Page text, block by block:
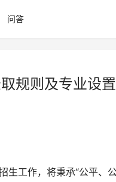
问答
规则及专业设置